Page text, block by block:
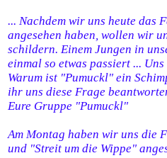
... Nachdem wir uns heute das
angesehen haben, wollen wir
schildern. Einem Jungen in
einmal so etwas passiert ...
Warum ist "Pumuckl" ein
ihr uns diese Frage
Eure Gruppe "Pumuckl"
Am Montag haben wir uns die
und "Streit um die Wippe"